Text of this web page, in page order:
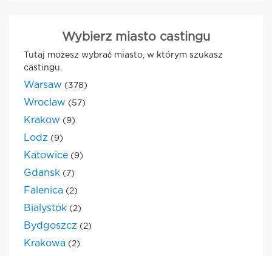
Wybierz miasto castingu
Tutaj możesz wybrać miasto, w którym szukasz
castingu.
Warsaw (378)
Wroclaw (57)
Krakow (9)
Lodz (9)
Katowice (9)
Gdansk (7)
Falenica (2)
Bialystok (2)
Bydgoszcz (2)
Krakowa (2)